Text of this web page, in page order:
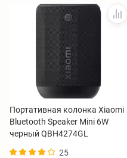
Портативная колонка Xiaomi
Bluetooth Speaker Mini 6W
черный QBH4274GL
25